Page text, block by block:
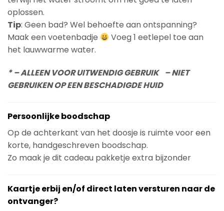
oplossen.
Tip: Geen bad? Wel behoefte aan ontspanning?
Maak een voetenbadje
Voeg 1 eetlepel toe aan
het lauwwarme water.
* – ALLEEN VOOR UITWENDIG GEBRUIK – NIET
GEBRUIKEN OP EEN BESCHADIGDE HUID
Persoonlijke boodschap
Op de achterkant van het doosje is ruimte voor een
korte, handgeschreven boodschap.
Zo maak je dit cadeau pakketje extra bijzonder
Kaartje erbij en/of direct laten versturen naar de
ontvanger?